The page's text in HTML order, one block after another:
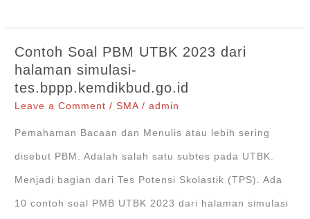
UTBK
2023
dan
Pembahasannya
Contoh Soal PBM UTBK 2023 dari
halaman simulasi-
tes.bppp.kemdikbud.go.id
Leave a Comment /SMA /admin
Pemahaman Bacaan dan Menulis atau lebih sering
disebut PBM. Adalah salah satu subtes pada UTBK.
Menjadi bagian dari Tes Potensi Skolastik (TPS). Ada
10 contoh soal PMB UTBK 2023 dari halaman simulasi